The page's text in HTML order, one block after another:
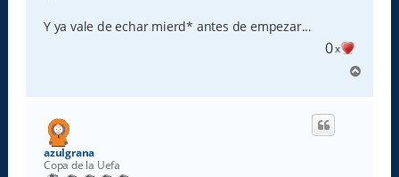
Y ya vale de echar mierd* antes de empezar...
0x
r
azulgrana
Copa de la Uefa